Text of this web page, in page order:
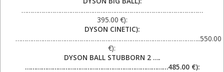
………………………………………………………………………………………
395.00 €):
DYSON CINETIC):
………………………………………………………………………………………..550.00
€):
DYSON BALL STUBBORN 2 ….
……………………………………………………………………485.00 €):